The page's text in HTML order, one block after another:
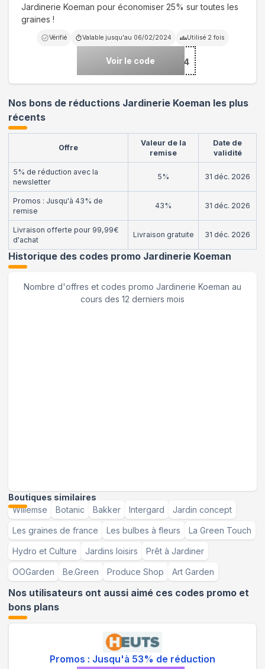
Jardinerie Koeman pour économiser 25% sur toutes les
graines !
Vérifié Valable jusqu'au 06/02/2024 Utilisé 2 fois
Voir le code***DS2024
Nos bons de réductions Jardinerie Koeman les plus
récents
Offre
Valeur de la
remise
Date de
validité
5% de réduction avec la
newsletter
5% 31 déc. 2026
Promos : Jusqu'à 43% de
remise
43% 31 déc. 2026
Livraison offerte pour 99,99€
d'achat
Livraison gratuite 31 déc. 2026
Historique des codes promo Jardinerie Koeman
Nombre d'offres et codes promo Jardinerie Koeman au
cours des 12 derniers mois
Boutiques similaires
Willemse
Botanic Bakker Intergard Jardin concept
Les graines de france Les bulbes à fleurs La Green Touch
Hydro et Culture Jardins loisirs Prêt à Jardiner
OOGarden Be.Green Produce Shop Art Garden
Nos utilisateurs ont aussi aimé ces codes promo et
bons plans
Promos : Jusqu'à 53% de réduction